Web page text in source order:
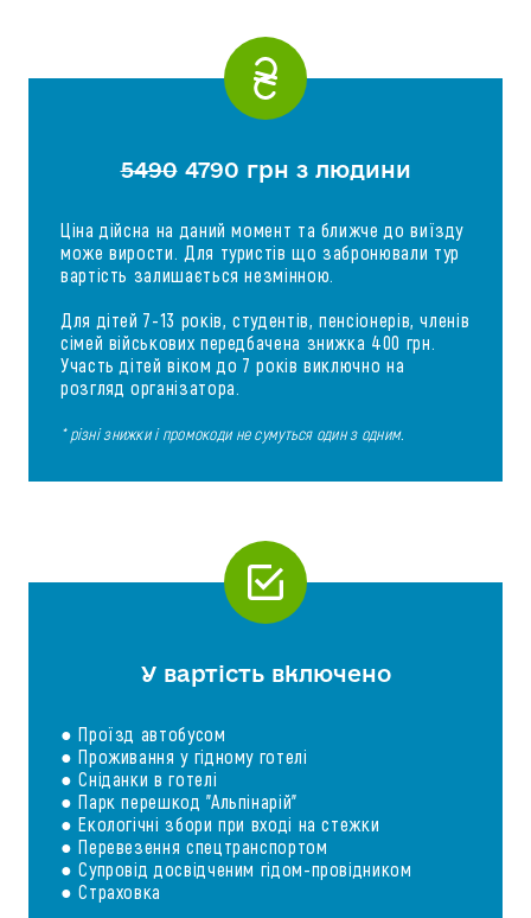
54904790 грн з людини
Ціна дійсна на даний момент та ближче до виїзду
може вирости. Для туристів що забронювали тур
вартість залишається незмінною.
Для дітей 7-13 років, студентів, пенсіонерів, членів
сімей військових передбачена знижка 400 грн.
Участь дітей віком до 7 років виключно на
розгляд організатора.
* різні знижки і промокоди не сумуться один з одним.
У вартість включено
● Проїзд автобусом
● Проживання у гідному готелі
● Сніданки в готелі
● Парк перешкод "Альпінарій"
● Екологічні збори при вході на стежки
● Перевезення спецтранспортом
● Супровід досвідченим гідом-провідником
● Страховка